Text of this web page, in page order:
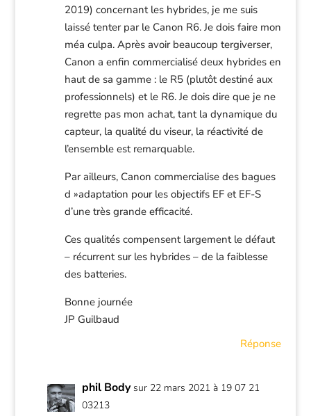
2019) concernant les hybrides, je me suis
laissé tenter par le Canon R6. Je dois faire mon
méa culpa. Après avoir beaucoup tergiverser,
Canon a enfin commercialisé deux hybrides en
haut de sa gamme : le R5 (plutôt destiné aux
professionnels) et le R6. Je dois dire que je ne
regrette pas mon achat, tant la dynamique du
capteur, la qualité du viseur, la réactivité de
l’ensemble est remarquable.
Par ailleurs, Canon commercialise des bagues
d »adaptation pour les objectifs EF et EF-S
d’une très grande efficacité.
Ces qualités compensent largement le défaut
– récurrent sur les hybrides – de la faiblesse
des batteries.
Bonne journée
JP Guilbaud
Réponse
phil Body sur 22 mars 2021 à 19 07 21
03213